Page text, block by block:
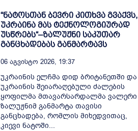
“ნატოსთან ბევრი კითხვა გვაქვს,
უკრაინა მას ტექნოლოგიურად
უსწრებს“–ზალუჟნი საკუთარ
განცხადებას განმარტავს
06 Აგვისტო 2026, 19:37
უკრაინის ელჩმა დიდ ბრიტანეთში და
უკრაინის შეიარაღებული ძალების
ყოფილმა მთავარსარდალმა ვალერი
ზალუჟნიმ განმარტა თავისი
განცხადება, რომლის მიხედვითაც,
კიევი ნატოში...